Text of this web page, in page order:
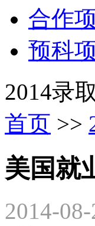
合作
预科
2014录
首页 >>
美国就
2014-